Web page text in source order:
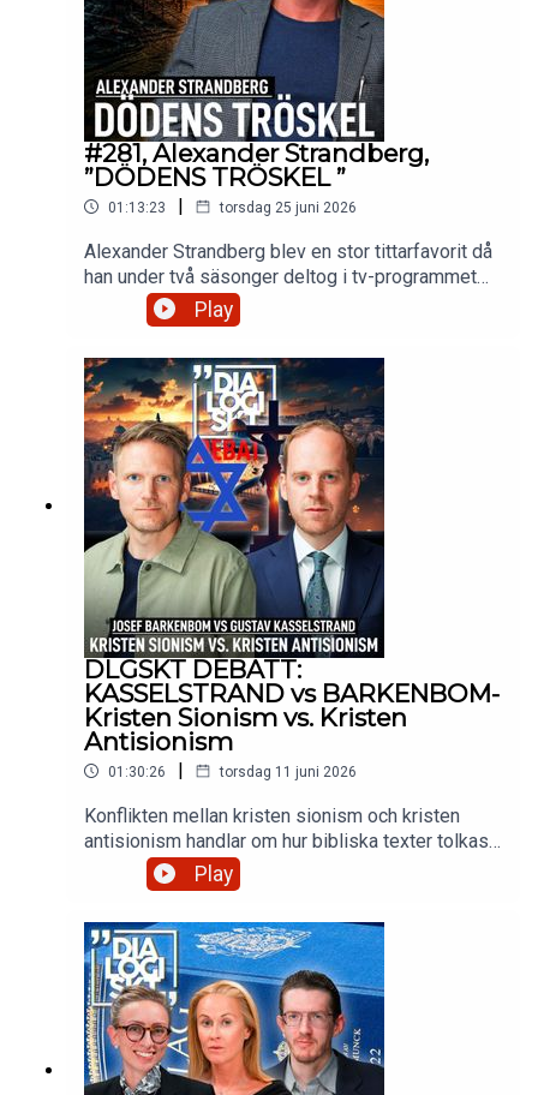
#281, Alexander Strandberg,
”DÖDENS TRÖSKEL ”
01:13:23 | torsdag 25 juni 2026
Alexander Strandberg blev en stor tittarfavorit då
han under två säsonger deltog i tv-programmet
Robinson 2022 och 2024, Elitstyrkans
hemligheter 2025. Trots att han inte tog sig hela
vägen in i mål vann han ändå svenska folkets
hjärtan. Men vem är egentligen denne mjuke
flerbarnspappan med en jordad närvaro som även
blivit en uppmärksammad profil för sitt arbete
kring psykisk ohälsa och beroendeproblematik?
Aktuell med boken : Dödens tröskel
Play
DLGSKT DEBATT:
KASSELSTRAND vs BARKENBOM-
Kristen Sionism vs. Kristen
Antisionism
01:30:26 | torsdag 11 juni 2026
Konflikten mellan kristen sionism och kristen
antisionism handlar om hur bibliska texter tolkas i
förhållande till staten Israel. Medan kristna
sionister ser den moderna staten Israel som en
uppfyllelse av Guds löften och en förutsättning
för Jesu återkomst, betraktar kristna antisionister
detta synsätt som teologiskt ohållbart och
politiskt orättvist.
Play